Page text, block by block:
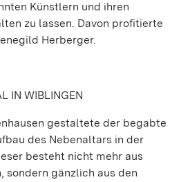
Künstlern und ihren
zu lassen. Davon profitierte
Herberger.
IN WIBLINGEN
gestaltete der begabte
des Nebenaltars in der
besteht nicht mehr aus
gänzlich aus den